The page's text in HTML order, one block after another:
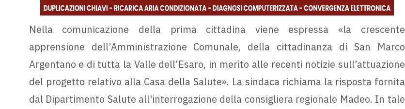
Nella comunicazione della prima cittadina viene espressa «la crescente
apprensione dell’Amministrazione Comunale, della cittadinanza di San Marco
Argentano e di tutta la Valle dell’Esaro, in merito alle recenti notizie sull’attuazione
del progetto relativo alla Casa della Salute». La sindaca richiama la risposta fornita
dal Dipartimento Salute all'interrogazione della consigliera regionale Madeo. In tale